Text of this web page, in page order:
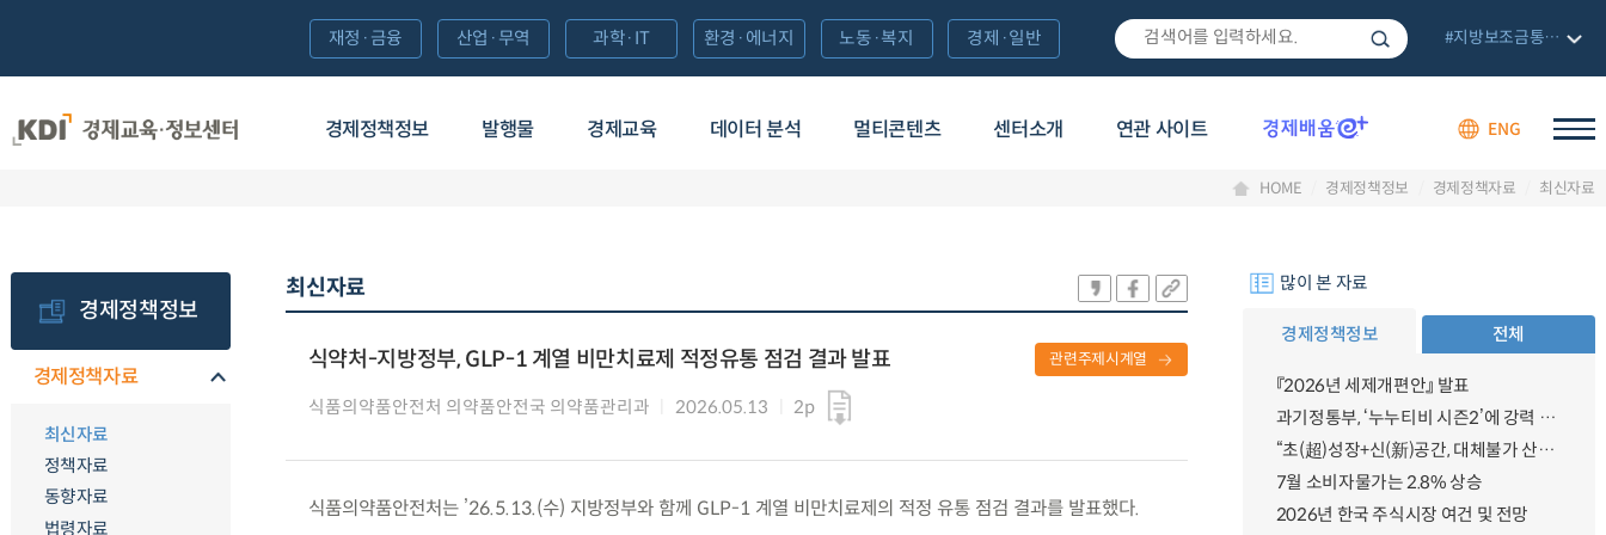
경제정책정보 발행물 경제교육 데이터 분석 멀티콘텐츠 센터소개 연관 사이트 ENG
재정·금융 산업·무역 과학·IT 환경·에너지 노동·복지 경제·일반 #지방보조금통합관리망
HOME 경제정책정보 경제정책자료 최신자료
경제정책정보
경제정책자료
최신자료
정책자료
동향자료
법령자료
최신자료
식약처-지방정부, GLP-1 계열 비만치료제 적정유통 점검 결과 발표
식품의약품안전처 의약품안전국 의약품관리과 2026.05.13 2p
관련주제시계열
식품의약품안전처는 ’26.5.13.(수) 지방정부와 함께 GLP-1 계열 비만치료제의 적정 유통 점검 결과를 발표했다.
많이 본 자료
경제정책정보 전체
『2026년 세제개편안』 발표
과기정통부, ‘누누티비 시즌2’에 강력 대응 의지 밝혀
“초(超)성장+신(新)공간, 대체불가 산업강국”
7월 소비자물가는 2.8% 상승
2026년 한국 주식시장 여건 및 전망